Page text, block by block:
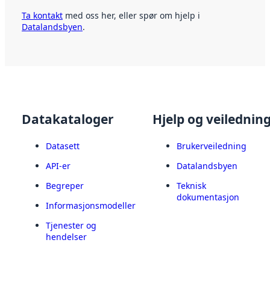
Ta kontakt med oss her, eller spør om hjelp i
Datalandsbyen.
Datakataloger
Datasett
API-er
Begreper
Informasjonsmodeller
Tjenester og
hendelser
Hjelp og
Brukerveiledning
Datalandsbyen
Teknisk
dokumentasjon